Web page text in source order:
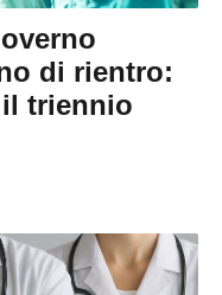
di rientro:
triennio